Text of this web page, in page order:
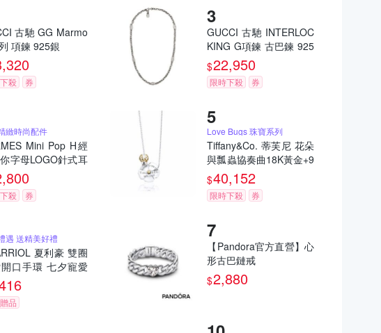
古馳 GG Marmo
項鍊 925銀
殺 券
GUCCI 古馳 INTERLOC
KING G項鍊 古巴鍊 925
銀
$22,950
限時下殺 券
緻時尚配件
Mini Pop H經
字母LOGO針式耳
橘/金
殺 券
Love Bugs 珠寶系列
Tiffany&Co. 蒂芙尼 花朵
與瓢蟲協奏曲18K黃金+9
25純銀項鍊
$40,152
限時下殺 券
遇 送精美好禮
夏利豪 雙圈
口手環 七夕寵愛
推薦
贈品
【Pandora官方直營】心
形古巴鏈戒
$2,880